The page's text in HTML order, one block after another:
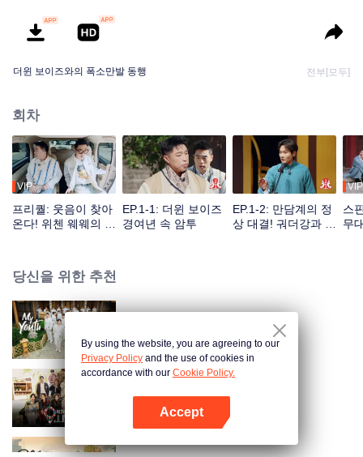
더윈 보이즈와의 폭소만발 동행 전부[모두]
회차
VIP
프리퀄: 웃음이 찾아
온다! 위첸 웨웨의 경
EP.1-1: 더윈 보이즈
경여년 속 암투
EP.1-2: 만담계의 정
상 대결! 궈더강과 위
VIP
스
무
당신을 위한 추천
원더랜드 주니어 S4
By using the website, you are agreeing to our
Privacy Policy and the use of cookies in
accordance with our Cookie Policy.
Accept